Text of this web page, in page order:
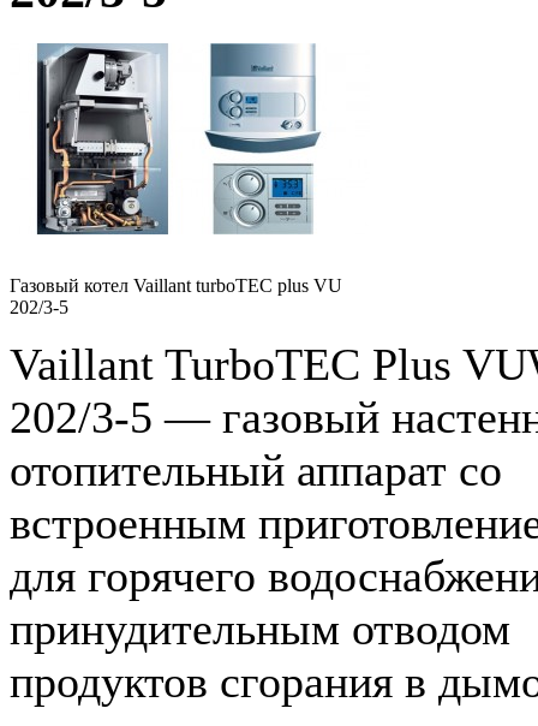
Газовый котел Vaillant turboTEC plus VU
202/3-5
Vaillant TurboTEC Plus
202/3-5 — газовый
отопительный аппарат со
встроенным
для горячего
принудительным отводом
продуктов сгорания в